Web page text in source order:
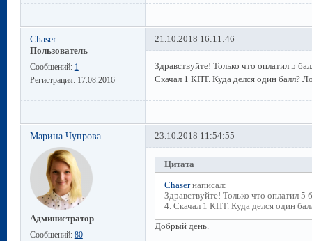
Chaser
Пользователь
Сообщений: 1
Регистрация: 17.08.2016
21.10.2018 16:11:46
Здравствуйте! Только что оплатил 5
Скачал 1 КПТ. Куда делся один балл?
Марина Чупрова
Администратор
Сообщений: 80
23.10.2018 11:54:55
Цитата
Chaserнаписал:
Здравствуйте! Только что оплатил 5
4. Скачал 1 КПТ. Куда делся один
Добрый день.